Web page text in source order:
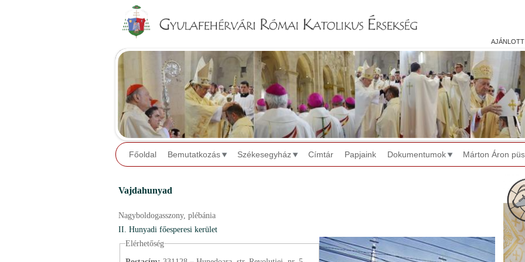
ajánlott
Főoldal Bemutatkozás Székesegyház Címtár Papjaink Dokumentumok Márton Áron
Vajdahunyad
Nagyboldogasszony, plébánia
II. Hunyadi főesperesi kerület
Elérhetőség